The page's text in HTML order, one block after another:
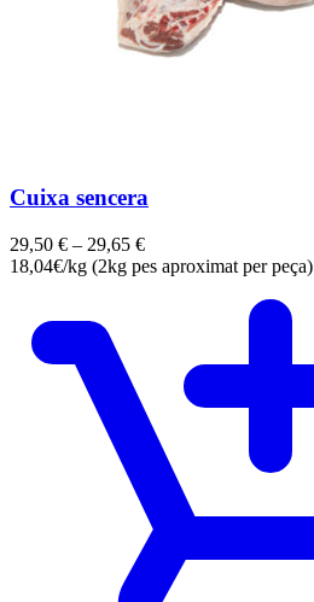
Cuixa sencera
29,50 € – 29,65 €
18,04€/kg (2kg pes aproximat per peça)